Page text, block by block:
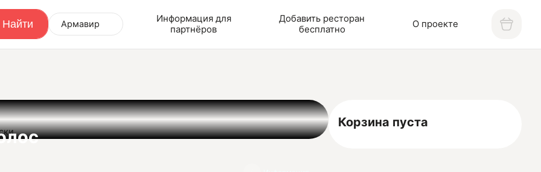
Армавир
Информация для
партнёров
Добавить ресторан
бесплатно
О проекте
Корзина пуста